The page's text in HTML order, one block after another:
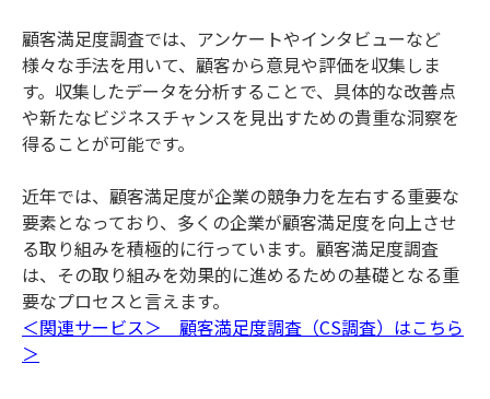
顧客満足度調査では、アンケートやインタビューなど
様々な手法を用いて、顧客から意見や評価を収集しま
す。収集したデータを分析することで、具体的な改善点
や新たなビジネスチャンスを見出すための貴重な洞察を
得ることが可能です。
近年では、顧客満足度が企業の競争力を左右する重要な
要素となっており、多くの企業が顧客満足度を向上させ
る取り組みを積極的に行っています。顧客満足度調査
は、その取り組みを効果的に進めるための基礎となる重
要なプロセスと言えます。
＜関連サービス＞ 顧客満足度調査（CS調査）はこちら
＞